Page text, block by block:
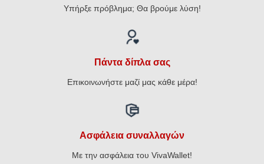
Υπήρξε πρόβλημα; Θα βρούμε λύση!
Πάντα δίπλα σας
Επικοινωνήστε μαζί μας κάθε μέρα!
Ασφάλεια συναλλαγών
Με την ασφάλεια του VivaWallet!